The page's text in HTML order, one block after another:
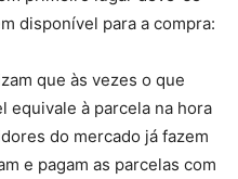
disponível para a compra:
que às vezes o que
equivale à parcela na hora
do mercado já fazem
e pagam as parcelas com